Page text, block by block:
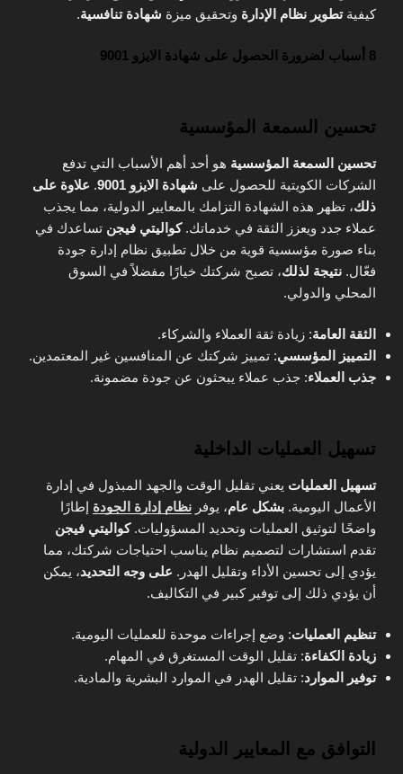
كيفيةتطوير نظام الإدارة وتحقيق ميزة شهادة تنافسية.
8 أسباب لضرورة الحصول على شهادة الايزو 9001
تحسين السمعة المؤسسية
تحسين السمعة المؤسسية هو أحد أهم الأسباب التي تدفع
الشركات الكويتية للحصول على شهادة الايزو 9001 . علاوة على
ذلك، تظهر هذه الشهادة التزامك بالمعايير الدولية، مما يجذب
عملاء جدد ويعزز الثقة في خدماتك.كواليتي فيجن تساعدك في
بناء صورة مؤسسية قوية من خلال تطبيق نظام إدارة جودة
فعّال. نتيجة لذلك، تصبح شركتك خيارًا مفضلاً في السوق
المحلي والدولي.
الثقة العامة: زيادة ثقة العملاء والشركاء.
التمييز المؤسسي: تمييز شركتك عن المنافسين غير المعتمدين.
جذب العملاء: جذب عملاء يبحثون عن جودة مضمونة.
تسهيل العمليات الداخلية
تسهيل العمليات يعني تقليل الوقت والجهد المبذول في إدارة
الأعمال اليومية. بشكل عام، يوفر نظام إدارة الجودة إطارًا
واضحًا لتوثيق العمليات وتحديد المسؤوليات.كواليتي فيجن
تقدم استشارات لتصميم نظام يناسب احتياجات شركتك، مما
يؤدي إلى تحسين الأداء وتقليل الهدر. على وجه التحديد، يمكن
أن يؤدي ذلك إلى توفير كبير في التكاليف.
تنظيم العمليات: وضع إجراءات موحدة للعمليات اليومية.
زيادة الكفاءة: تقليل الوقت المستغرق في المهام.
توفير الموارد: تقليل الهدر في الموارد البشرية والمادية.
التوافق مع المعايير الدولية